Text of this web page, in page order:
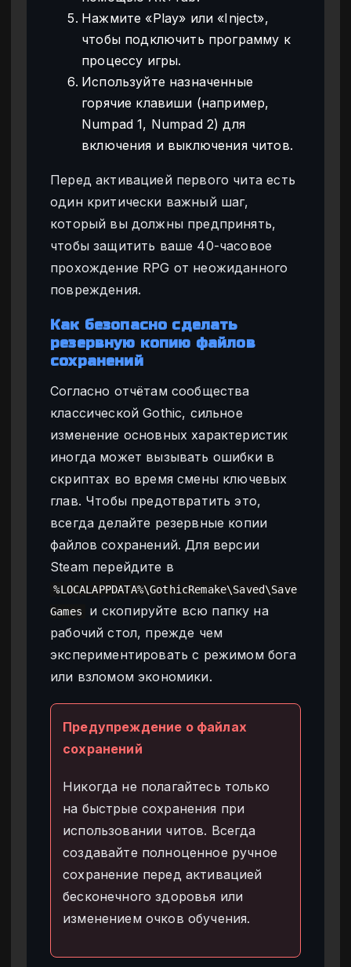
Нажмите «Play» или «Inject»,
чтобы подключить программу к
процессу игры.
Используйте назначенные
горячие клавиши (например,
Numpad 1, Numpad 2) для
включения и выключения читов.
Перед активацией первого чита есть
один критически важный шаг,
который вы должны предпринять,
чтобы защитить ваше 40-часовое
прохождение RPG от неожиданного
повреждения.
Как безопасно сделать
резервную копию файлов
сохранений
Согласно отчётам сообщества
классической Gothic, сильное
изменение основных характеристик
иногда может вызывать ошибки в
скриптах во время смены ключевых
глав. Чтобы предотвратить это,
всегда делайте резервные копии
файлов сохранений. Для версии
Steam перейдите в
%LOCALAPPDATA%\GothicRemake\Saved\Save
Games
и скопируйте всю папку на
рабочий стол, прежде чем
экспериментировать с режимом бога
или взломом экономики.
Предупреждение о файлах
сохранений
Никогда не полагайтесь только
на быстрые сохранения при
использовании читов. Всегда
создавайте полноценное ручное
сохранение перед активацией
бесконечного здоровья или
изменением очков обучения.